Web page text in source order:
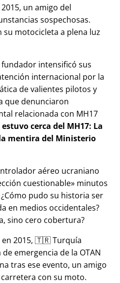
un amigo del
sospechosas.
su motocicleta a plena luz
fundador intensificó sus
internacional por la
de valientes pilotos y
denunciaron
relacionada con MH17
cerca del MH17: La
mentira del Ministerio
aéreo ucraniano
cuestionable minutos
pudo su historia ser
en medios occidentales?
sino cero cobertura?
en 2015, 🇹🇷 Turquía
emergencia de la OTAN
tras ese evento, un amigo
con su moto.